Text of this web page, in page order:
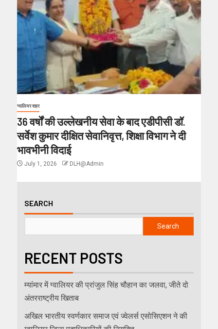
ग्वालियर शहर
36 वर्षों की उल्लेखनीय सेवा के बाद एडीपीसी डॉ.
सर्वेश कुमार दीक्षित सेवानिवृत्त, शिक्षा विभाग ने दी
भावभीनी विदाई
July 1, 2026 DLH@Admin
SEARCH
Search
RECENT POSTS
म्यांमार में ग्वालियर की प्रांजुल सिंह चौहान का जलवा, जीते दो
अंतरराष्ट्रीय खिताब
अखिल भारतीय स्वर्णकार समाज एवं ज्वेलर्स एसोसिएशन ने की